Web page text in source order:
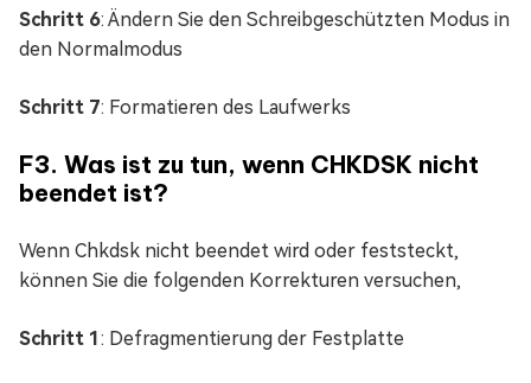
Schritt 6: Ändern Sie den Schreibgeschützten Modus in
den Normalmodus
Schritt 7: Formatieren des Laufwerks
F3. Was ist zu tun, wenn CHKDSK nicht
beendet ist?
Wenn Chkdsk nicht beendet wird oder feststeckt,
können Sie die folgenden Korrekturen versuchen,
Schritt 1: Defragmentierung der Festplatte